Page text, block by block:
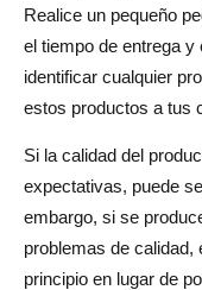
Realice un pequeño
el tiempo de entrega
identificar cualquier
estos productos a tus
Si la calidad del
expectativas, puede
embargo, si se
problemas de
principio en lugar de